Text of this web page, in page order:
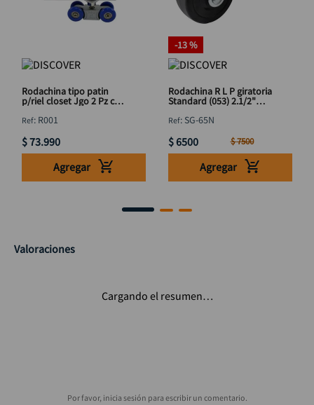
Rodachina tipo patin
p/riel closet Jgo 2 Pz con
: R001
$73.990
Agregar
-13 %
Rodachina R L P giratoria
Standard (053) 2.1/2"
: SG-65N
$6500 $7500
Agregar
Valoraciones
Cargando el resumen…